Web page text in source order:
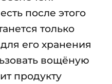
после этого
только
его хранения
вощёную
продукту